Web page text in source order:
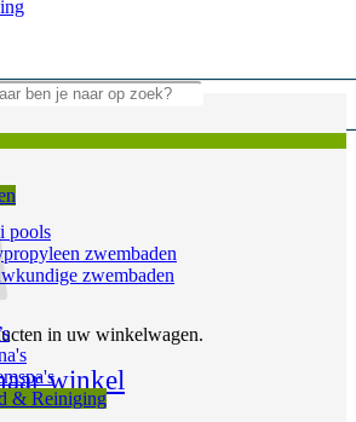
in uw winkelwagen.
winkel
pools
zwembaden
zwembaden
& Reiniging